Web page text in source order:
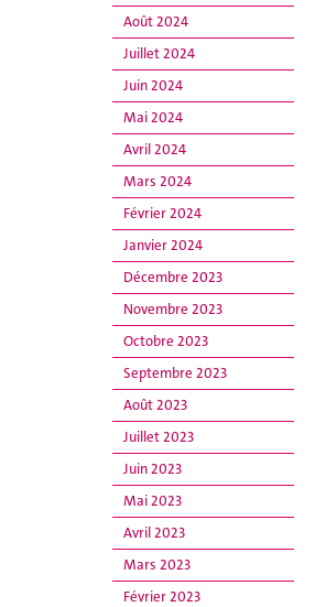
Août 2024
Juillet 2024
Juin 2024
Mai 2024
Avril 2024
Mars 2024
Février 2024
Janvier 2024
Décembre 2023
Novembre 2023
Octobre 2023
Septembre 2023
Août 2023
Juillet 2023
Juin 2023
Mai 2023
Avril 2023
Mars 2023
Février 2023